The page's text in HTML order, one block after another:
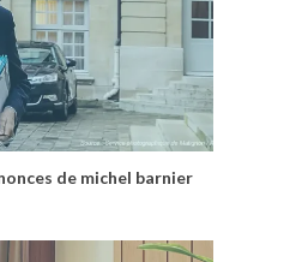
de michel barnier